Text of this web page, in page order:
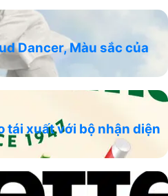
Dancer, Màu sắc của
tái xuất với bộ nhận diện